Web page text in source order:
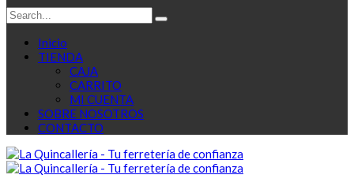
Inicio
TIENDA
CAJA
CARRITO
MI CUENTA
SOBRE NOSOTROS
CONTACTO